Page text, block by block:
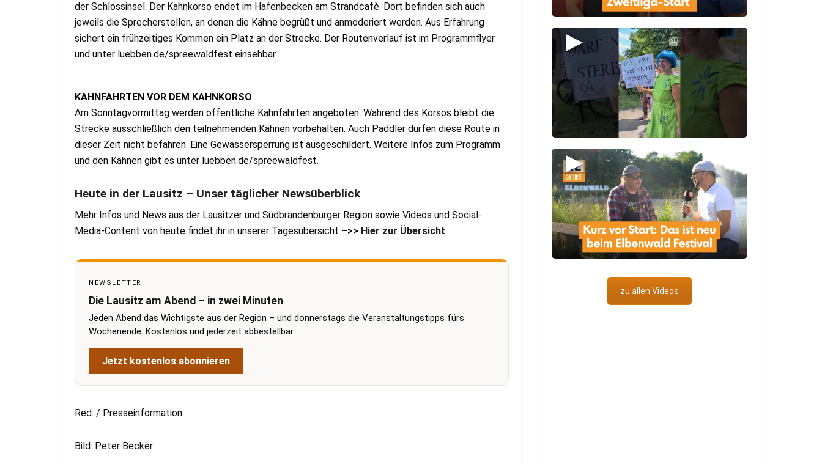
der Schlossinsel. Der Kahnkorso endet im Hafenbecken am Strandcafè. Dort befinden sich auch
jeweils die Sprecherstellen, an denen die Kähne begrüßt und anmoderiert werden. Aus Erfahrung
sichert ein frühzeitiges Kommen ein Platz an der Strecke. Der Routenverlauf ist im Programmflyer
und unter luebben.de/spreewaldfest einsehbar.
KAHNFAHRTEN VOR DEM KAHNKORSO
Am Sonntagvormittag werden öffentliche Kahnfahrten angeboten. Während des Korsos bleibt die
Strecke ausschließlich den teilnehmenden Kähnen vorbehalten. Auch Paddler dürfen diese Route in
dieser Zeit nicht befahren. Eine Gewässersperrung ist ausgeschildert. Weitere Infos zum Programm
und den Kähnen gibt es unter luebben.de/spreewaldfest.
Heute in der Lausitz – Unser täglicher Newsüberblick
Mehr Infos und News aus der Lausitzer und Südbrandenburger Region sowie Videos und Social-
Media-Content von heute findet ihr in unserer Tagesübersicht –>> Hier zur Übersicht
NEWSLETTER
Die Lausitz am Abend – in zwei Minuten
Jeden Abend das Wichtigste aus der Region – und donnerstags die Veranstaltungstipps fürs
Wochenende. Kostenlos und jederzeit abbestellbar.
Jetzt kostenlos abonnieren
Red. / Presseinformation
Bild: Peter Becker
▶
▶
zu allen Videos